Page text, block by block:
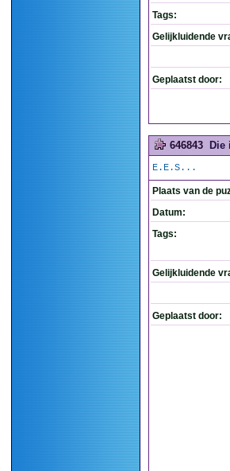
Tags:
Gelijkluidende
Geplaatst door:
646843 Die
E.E.S...
Plaats van de
Datum:
Tags:
Gelijkluidende
Geplaatst door: